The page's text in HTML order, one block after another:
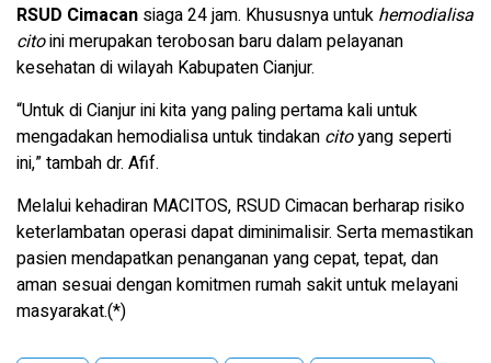
RSUD Cimacan siaga 24 jam. Khususnya untuk hemodialisa
citoini merupakan terobosan baru dalam pelayanan
kesehatan di wilayah Kabupaten Cianjur.
“Untuk di Cianjur ini kita yang paling pertama kali untuk
mengadakan hemodialisa untuk tindakan citoyang seperti
ini,” tambah dr. Afif.
Melalui kehadiran MACITOS, RSUD Cimacan berharap risiko
keterlambatan operasi dapat diminimalisir. Serta memastikan
pasien mendapatkan penanganan yang cepat, tepat, dan
aman sesuai dengan komitmen rumah sakit untuk melayani
masyarakat.(*)